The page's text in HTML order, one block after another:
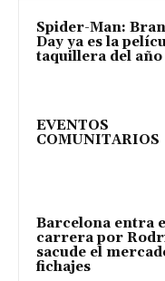
Spider-Man:
Day ya es la
taquillera del año
EVENTOS
COMUNITARIOS
Barcelona entra
carrera por
sacude el
fichajes